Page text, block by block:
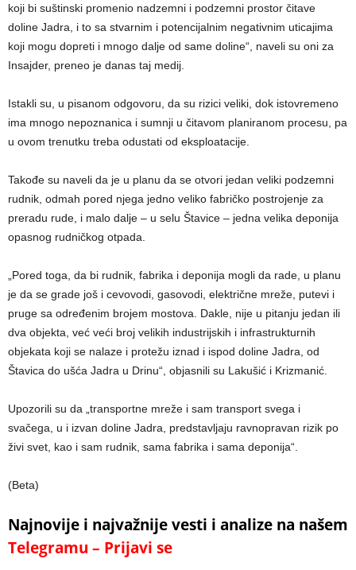
koji bi suštinski promenio nadzemni i podzemni prostor čitave
doline Jadra, i to sa stvarnim i potencijalnim negativnim uticajima
koji mogu dopreti i mnogo dalje od same doline“, naveli su oni za
Insajder, preneo je danas taj medij.
Istakli su, u pisanom odgovoru, da su rizici veliki, dok istovremeno
ima mnogo nepoznanica i sumnji u čitavom planiranom procesu, pa
u ovom trenutku treba odustati od eksploatacije.
Takođe su naveli da je u planu da se otvori jedan veliki podzemni
rudnik, odmah pored njega jedno veliko fabričko postrojenje za
preradu rude, i malo dalje – u selu Štavice – jedna velika deponija
opasnog rudničkog otpada.
„Pored toga, da bi rudnik, fabrika i deponija mogli da rade, u planu
je da se grade još i cevovodi, gasovodi, električne mreže, putevi i
pruge sa određenim brojem mostova. Dakle, nije u pitanju jedan ili
dva objekta, već veći broj velikih industrijskih i infrastrukturnih
objekata koji se nalaze i protežu iznad i ispod doline Jadra, od
Štavica do ušća Jadra u Drinu“, objasnili su Lakušić i Krizmanić.
Upozorili su da „transportne mreže i sam transport svega i
svačega, u i izvan doline Jadra, predstavljaju ravnopravan rizik po
živi svet, kao i sam rudnik, sama fabrika i sama deponija“.
(Beta)
Najnovije i najvažnije vesti i analize na našem
Telegramu – Prijavi se